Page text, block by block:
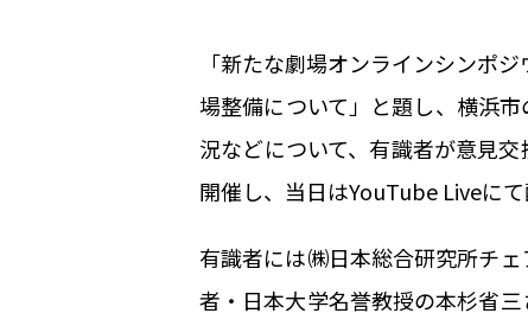
「新たな劇場オンラインシンポ
場整備について」と題し、横浜
況などについて、有識者が意見
開催し、当日はYouTube Liveにて
有識者には㈱日本総合研究所チ
者・日本大学名誉教授の本杉省